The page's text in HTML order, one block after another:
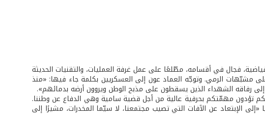
فجال في أقسامه، مطّلعًا على عمل غرفة العمليات، والتقنيات الحديثة
مشبّهات الرمي. وتوجّه العماد عون إلى العسكريين بكلمة جاء فيها: «منذ
رفاقه الشهداء الذين يسقطون على مذبح الوطن ويروون أرضه بدمائهم».
تؤدون مهمّتكم بحرفية عالية من أجل قضية سامية وهي الدفاع عن وطننا.
الإبتعاد عن الآفات التي تصيب مجتمعنا، لا سيّما المخدرات، مشيرًا إلى